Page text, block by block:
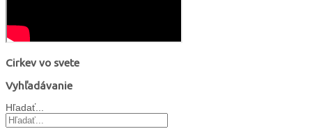
Cirkev vo svete
Vyhľadávanie
Hľadať...